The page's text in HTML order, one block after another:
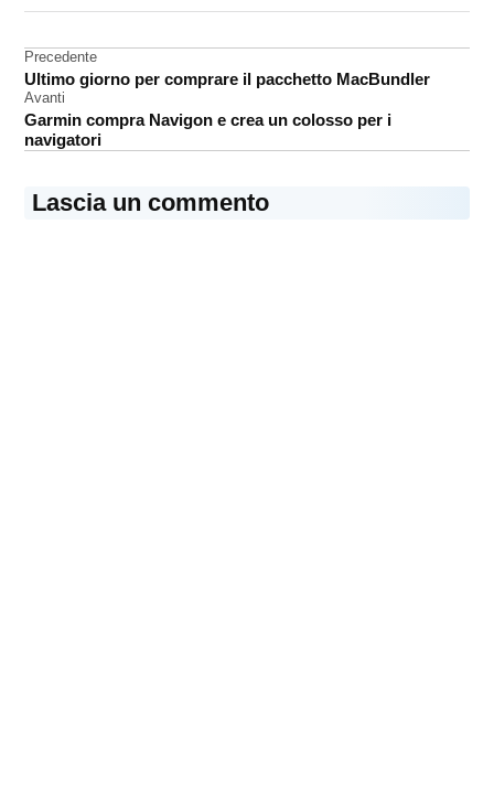
dirigenza
Johnson
Navigazione
articoli
Precedente
Ultimo giorno per comprare il pacchetto MacBundler
Avanti
Garmin compra Navigon e crea un colosso per i
navigatori
Lascia un commento